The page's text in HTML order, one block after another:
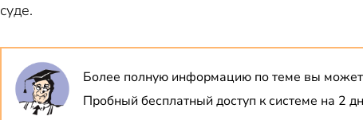
суде.
Более полную информацию по теме вы
Пробный бесплатный доступ к системе на 2